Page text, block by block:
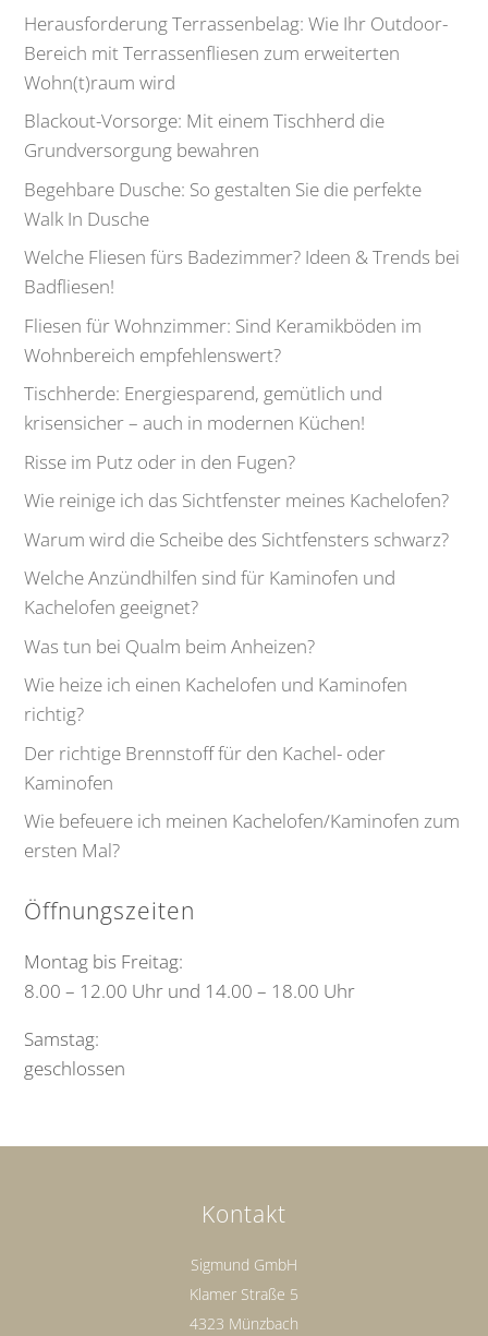
Herausforderung Terrassenbelag: Wie Ihr Outdoor-
Bereich mit Terrassenfliesen zum erweiterten
Wohn(t)raum wird
Blackout-Vorsorge: Mit einem Tischherd die
Grundversorgung bewahren
Begehbare Dusche: So gestalten Sie die perfekte
Walk In Dusche
Welche Fliesen fürs Badezimmer? Ideen & Trends bei
Badfliesen!
Fliesen für Wohnzimmer: Sind Keramikböden im
Wohnbereich empfehlenswert?
Tischherde: Energiesparend, gemütlich und
krisensicher – auch in modernen Küchen!
Risse im Putz oder in den Fugen?
Wie reinige ich das Sichtfenster meines Kachelofen?
Warum wird die Scheibe des Sichtfensters schwarz?
Welche Anzündhilfen sind für Kaminofen und
Kachelofen geeignet?
Was tun bei Qualm beim Anheizen?
Wie heize ich einen Kachelofen und Kaminofen
richtig?
Der richtige Brennstoff für den Kachel- oder
Kaminofen
Wie befeuere ich meinen Kachelofen/Kaminofen zum
ersten Mal?
Öffnungszeiten
Montag bis Freitag:
8.00 – 12.00 Uhr und 14.00 – 18.00 Uhr
Samstag:
geschlossen
Kontakt
Sigmund GmbH
Klamer Straße 5
4323 Münzbach